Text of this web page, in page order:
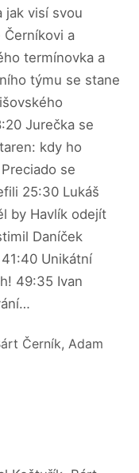
jak visí svou
a
termínovka a
týmu se stane
Jurečka se
kdy ho
se
25:30 Lukáš
by Havlík odejít
Daníček
Unikátní
49:35 Ivan
Černík, Adam